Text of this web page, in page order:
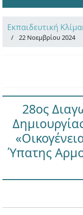
Εκπαιδευτική
22 Νοεμβρίου 2024
28ος
Ύπατης